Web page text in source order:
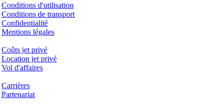
Conditions d'utilisation
Conditions de transport
Confidentialité
Mentions légales
Coûts jet privé
Location jet privé
Vol d'affaires
Carrières
Partenariat